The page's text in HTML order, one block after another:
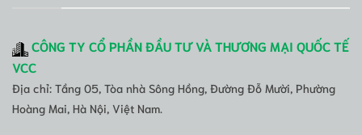
CÔNG TY CỔ PHẦN ĐẦU TƯ VÀ THƯƠNG MẠI QUỐC TẾ
VCC
Địa chỉ: Tầng 05, Tòa nhà Sông Hồng, Đường Đỗ Mười, Phường
Hoàng Mai, Hà Nội, Việt Nam.